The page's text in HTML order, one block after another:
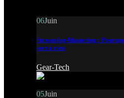
06Juin
Streaming-Mastering :
sert à rien
Gear-Tech
05Juin